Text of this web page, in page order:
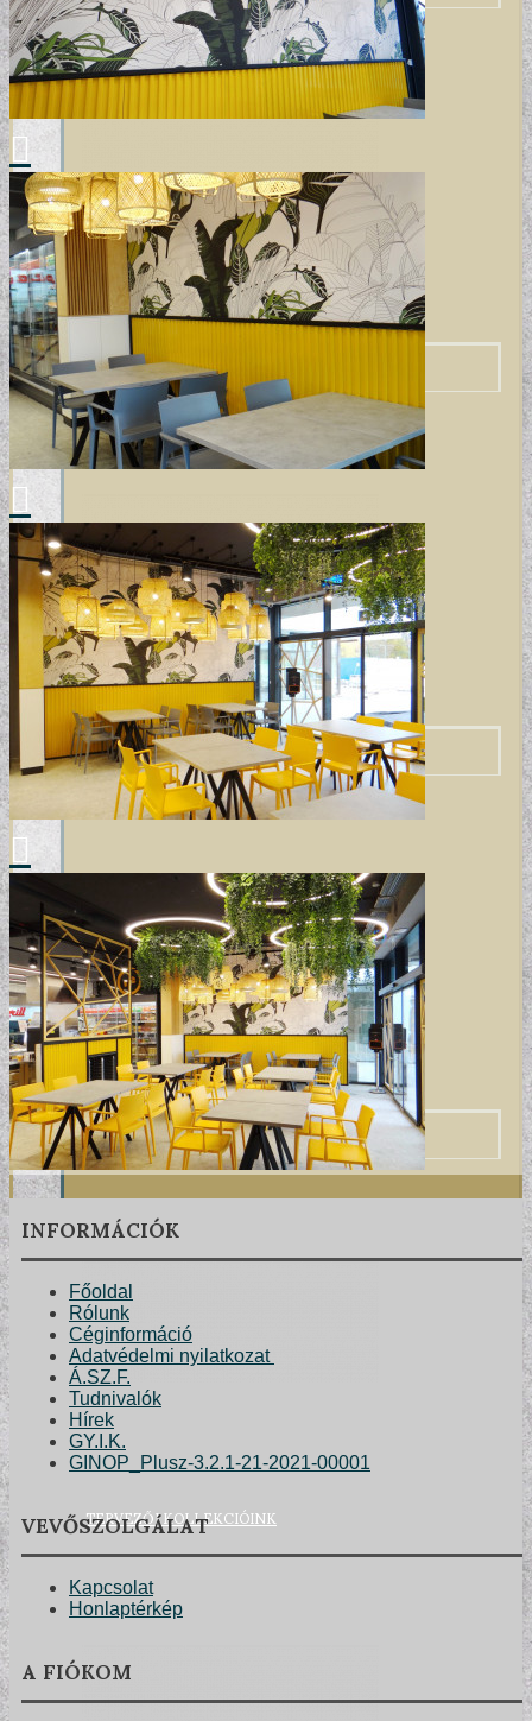
MODERN TAPÉTÁK
VINTAGE TAPÉTÁK
VIRÁGOS TAPÉTÁK
TERVEZŐI KOLLEKCIÓINK
INFORMÁCIÓK
Főoldal
Rólunk
Céginformáció
Adatvédelmi nyilatkozat
Á.SZ.F.
Tudnivalók
Hírek
GY.I.K.
GINOP_Plusz-3.2.1-21-2021-00001
VEVŐSZOLGÁLAT
Kapcsolat
Honlaptérkép
A FIÓKOM